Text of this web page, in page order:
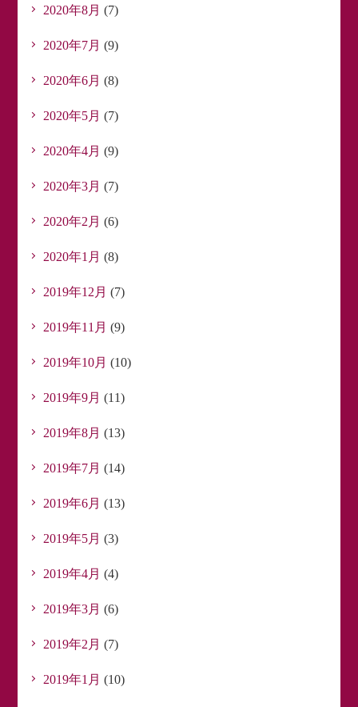
2020年8月 (7)
2020年7月 (9)
2020年6月 (8)
2020年5月 (7)
2020年4月 (9)
2020年3月 (7)
2020年2月 (6)
2020年1月 (8)
2019年12月 (7)
2019年11月 (9)
2019年10月 (10)
2019年9月 (11)
2019年8月 (13)
2019年7月 (14)
2019年6月 (13)
2019年5月 (3)
2019年4月 (4)
2019年3月 (6)
2019年2月 (7)
2019年1月 (10)